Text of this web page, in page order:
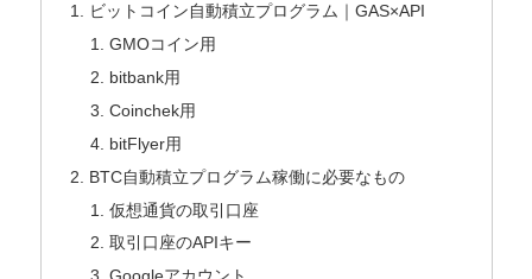
ビットコイン自動積立プログラム｜GAS×API
GMOコイン用
bitbank用
Coinchek用
bitFlyer用
BTC自動積立プログラム稼働に必要なもの
仮想通貨の取引口座
取引口座のAPIキー